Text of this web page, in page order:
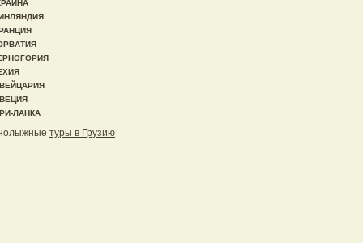
ЛАНКА
туры в Грузию